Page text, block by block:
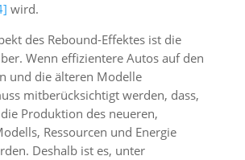
wird.
des Rebound-Effektes ist die
Wenn effizientere Autos auf den
und die älteren Modelle
mitberücksichtigt werden, dass,
Produktion des neueren,
Ressourcen und Energie
Deshalb ist es, unter